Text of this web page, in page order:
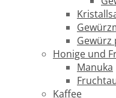
Gewürz
Honige und
Manuka
Kaffee